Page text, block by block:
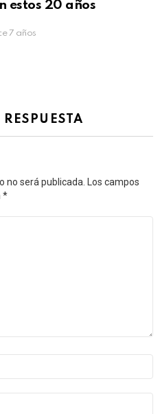
estos 20 años
7 años
no será publicada.
Los campos
*